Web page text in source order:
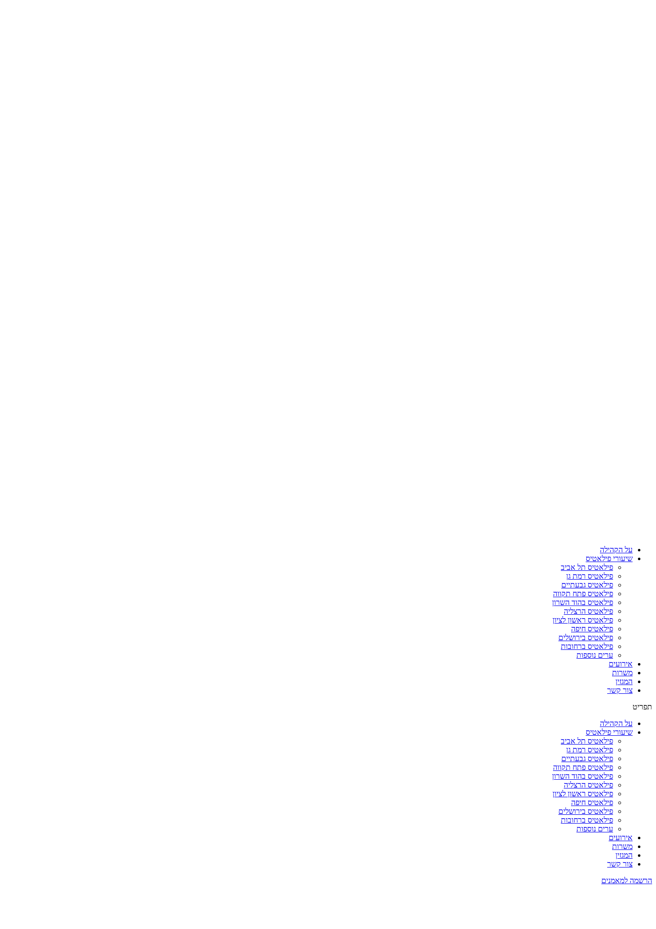
על הקהילה
שיעורי פילאטיס
פילאטיס תל אביב
פילאטיס רמת גן
פילאטיס גבעתיים
פילאטיס פתח תקווה
פילאטיס בהוד השרון
פילאטיס הרצליה
פילאטיס ראשון לציון
פילאטיס חיפה
פילאטיס בירושלים
פילאטיס ברחובות
ערים נוספות
אירועים
משרות
המגזין
צור קשר
תפריט
על הקהילה
שיעורי פילאטיס
פילאטיס תל אביב
פילאטיס רמת גן
פילאטיס גבעתיים
פילאטיס פתח תקווה
פילאטיס בהוד השרון
פילאטיס הרצליה
פילאטיס ראשון לציון
פילאטיס חיפה
פילאטיס בירושלים
פילאטיס ברחובות
ערים נוספות
אירועים
משרות
המגזין
צור קשר
הרשמה למאמנים